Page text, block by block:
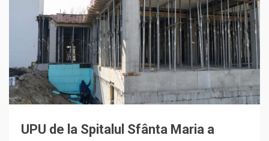
UPU de la Spitalul Sfânta Maria a